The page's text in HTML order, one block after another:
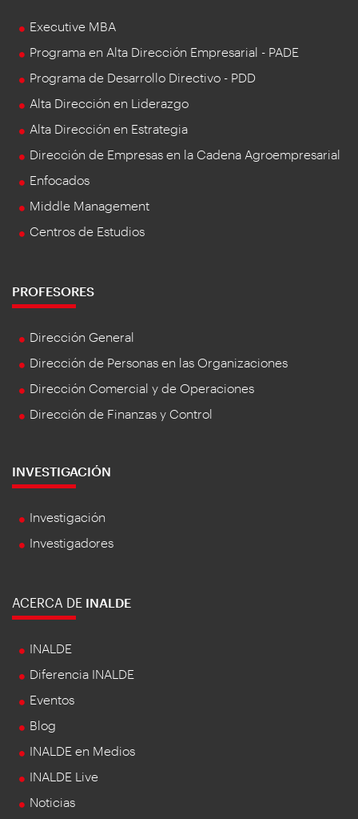
Executive MBA
Programa en Alta Dirección Empresarial - PADE
Programa de Desarrollo Directivo - PDD
Alta Dirección en Liderazgo
Alta Dirección en Estrategia
Dirección de Empresas en la Cadena Agroempresarial
Enfocados
Middle Management
Centros de Estudios
PROFESORES
Dirección General
Dirección de Personas en las Organizaciones
Dirección Comercial y de Operaciones
Dirección de Finanzas y Control
INVESTIGACIÓN
Investigación
Investigadores
ACERCA DE INALDE
INALDE
Diferencia INALDE
Eventos
Blog
INALDE en Medios
INALDE Live
Noticias